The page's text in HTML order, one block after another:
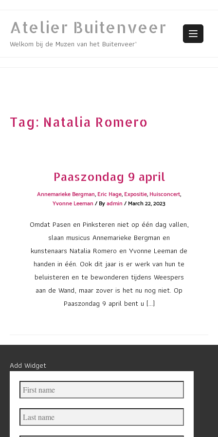
contentAtelier Buitenveer
Welkom bij de Muzen van het Buitenveer’
Tag: Natalia Romero
Paaszondag 9 april
Annemarieke Bergman, Eric Hage, Expositie, Huisconcert,
Yvonne Leeman / Byadmin / March 22, 2023
Omdat Pasen en Pinksteren niet op één dag vallen,
slaan musicus Annemarieke Bergman en
kunstenaars Natalia Romero en Yvonne Leeman de
handen in één. Ook dit jaar is er werk van hun te
beluisteren en te bewonderen tijdens Weespers
aan de Wand, maar zover is het nu nog niet. Op
Paaszondag 9 april bent u […]
Add Widget
First
name
Last
name